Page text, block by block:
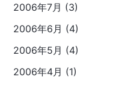
2006年7月 (3)
2006年6月 (4)
2006年5月 (4)
2006年4月 (1)